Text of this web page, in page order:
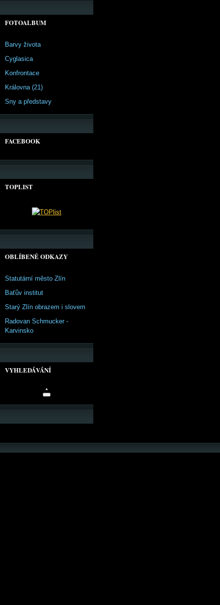
FOTOALBUM
Barvy života
Cyglasica
Konfrontace
Královna (21)
Sny a představy
FACEBOOK
TOPLIST
OBLÍBENÉ ODKAZY
Statutární město Zlín
Baťův institut
Starý Zlín obrazem i slovem
Radovan Schmucker -
Karvinsko
VYHLEDÁVÁNÍ